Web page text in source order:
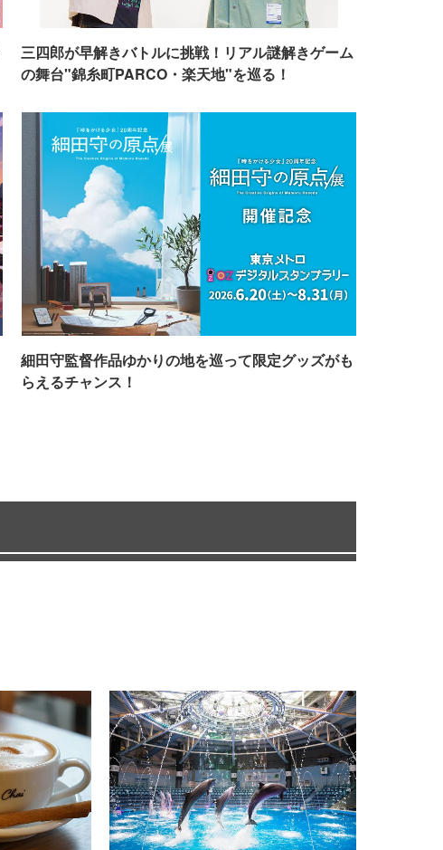
三四郎が早解きバトルに挑戦！リアル謎解きゲーム
の舞台"錦糸町PARCO・楽天地"を巡る！
細田守監督作品ゆかりの地を巡って限定グッズがも
らえるチャンス！